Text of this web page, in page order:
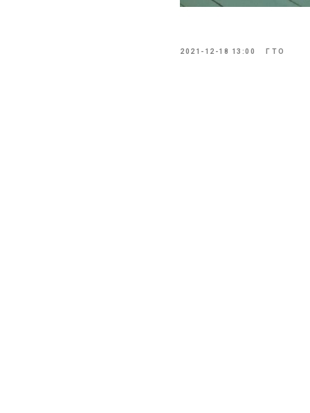
2021-12-18 13:00 ГТО